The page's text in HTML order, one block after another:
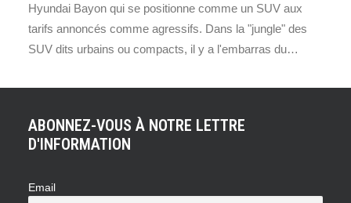
Hyundai Bayon qui se positionne comme un SUV aux
tarifs annoncés comme agressifs. Dans la "jungle" des
SUV dits urbains ou compacts, il y a l'embarras du…
ABONNEZ-VOUS À NOTRE LETTRE
D'INFORMATION
Email